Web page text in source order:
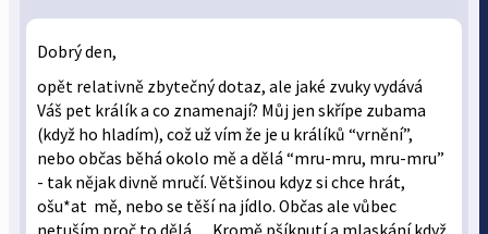
Dobrý den,
opět relativně zbytečný dotaz, ale jaké zvuky vydává
Váš pet králík a co znamenají? Můj jen skřípe zubama
(když ho hladím), což už vím že je u králíků “vrnění”,
nebo občas běhá okolo mě a dělá “mru-mru, mru-mru”
- tak nějak divně mručí. Většinou kdyz si chce hrát,
ošu*at mě, nebo se těší na jídlo. Občas ale vůbec